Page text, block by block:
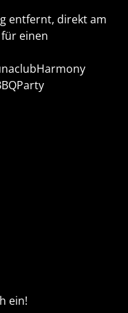
entfernt, direkt am
einen
ein!